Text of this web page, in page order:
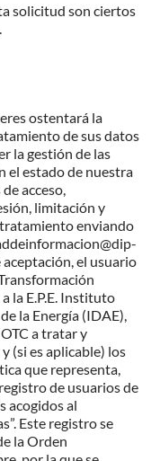
solicitud son ciertos
ostentará la
de sus datos
la gestión de las
el estado de nuestra
acceso,
limitación y
enviando
la E.P.E. Instituto
la Energía (IDAE),
a tratar y
(si es aplicable) los
que representa,
de usuarios de
acogidos al
Este registro se
la Orden